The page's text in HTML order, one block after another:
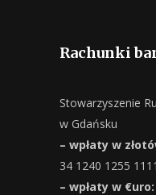
Rachunki
Stowarzyszenie
w Gdańsku
– wpłaty w
34 1240 1255
– wpłaty w €uro: